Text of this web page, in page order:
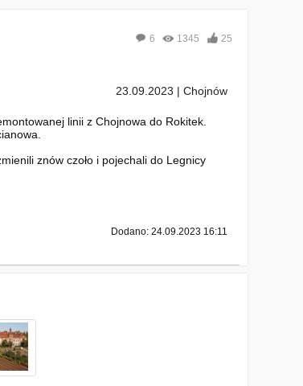
6 1345 25
23.09.2023 | Chojnów
linii z Chojnowa do Rokitek.
znów czoło i pojechali do Legnicy
Dodano: 24.09.2023 16:11